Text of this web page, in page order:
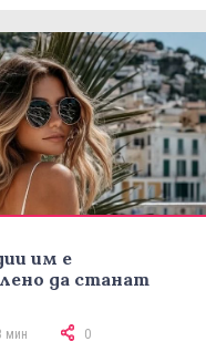
им е
да станат
мин 0